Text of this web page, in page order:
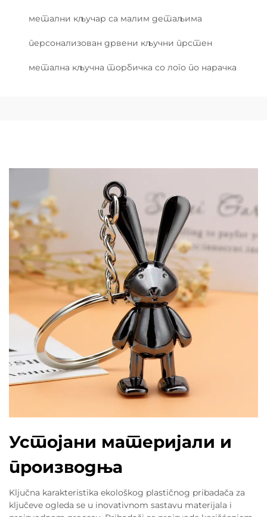
метални кључар са малим детаљима
персонализован дрвени кључни прстен
метална кључна торбичка со лого по нарачка
Устојани материјали и
производња
Ključna karakteristika ekološkog plastičnog pribadača za
ključeve ogleda se u inovativnom sastavu materijala i